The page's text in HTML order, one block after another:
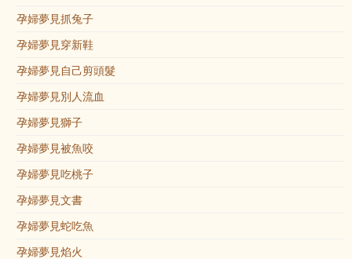
孕婦夢見抓兔子
孕婦夢見穿新鞋
孕婦夢見自己剪頭髮
孕婦夢見別人流血
孕婦夢見獅子
孕婦夢見被魚咬
孕婦夢見吃桃子
孕婦夢見文書
孕婦夢見蛇吃魚
孕婦夢見焰火